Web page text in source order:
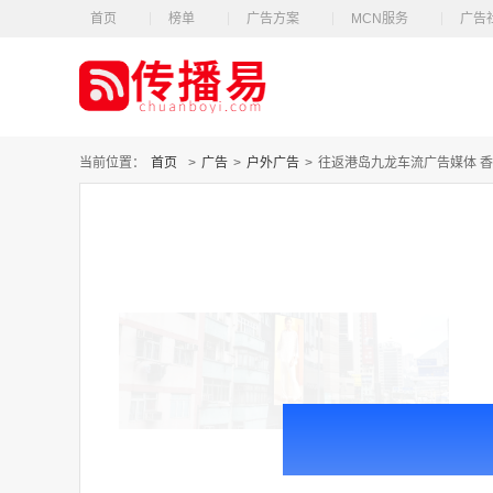
首页 榜单 广告方案 MCN服务 广告
当前位置： 首页 > 广告 > 户外广告 > 往返港岛九龙车流广告媒体